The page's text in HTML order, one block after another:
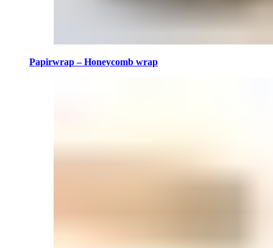
Papirwrap – Honeycomb wrap